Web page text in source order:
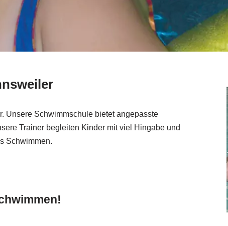
Unsere Schwimmschule bietet angepasste
Trainer begleiten Kinder mit viel Hingabe und
Schwimmen.